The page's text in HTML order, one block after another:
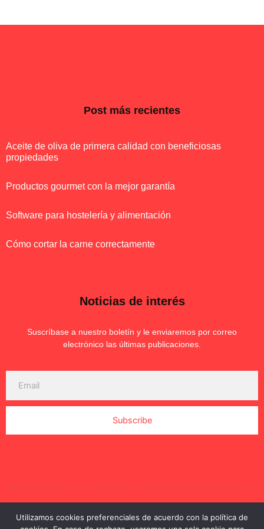
Post más recientes
Aceite de oliva de primera calidad con beneficiosas
propiedades
Productos gourmet con la mejor garantía
Software para hostelería y alimentación
Cómo cortar la carne correctamente
Noticias de interés
Suscríbase a nuestro boletín y le enviaremos por correo
electrónico las últimas publicaciones.
Subscribe
2023 © Productos Carnicos. Todos los derechos
Utilizamos cookies preferenciales de acuerdo con la política de